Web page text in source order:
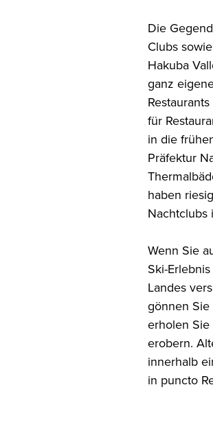
Die
Clubs
Hakuba
ganz
für
in die
Präfektur
haben
Nachtclubs
Wenn Sie
Ski-
Landes
gönnen
erholen Sie
erobern.
innerhalb
in puncto